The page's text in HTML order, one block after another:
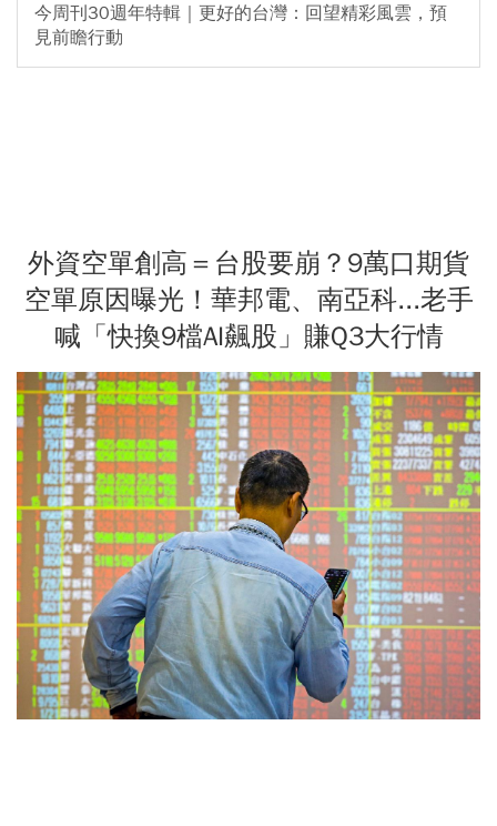
今周刊30週年特輯｜更好的台灣：回望精彩風雲，預
見前瞻行動
外資空單創高＝台股要崩？9萬口期貨
空單原因曝光！華邦電、南亞科...老手
喊「快換9檔AI飆股」賺Q3大行情